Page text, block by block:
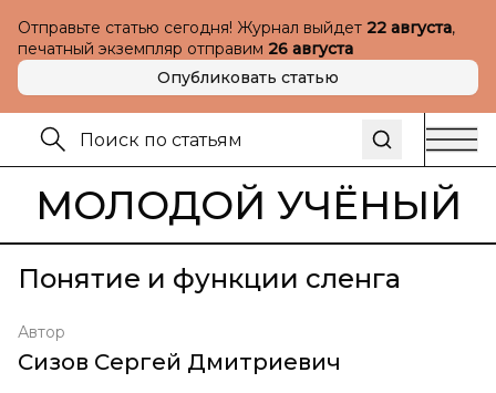
Отправьте статью сегодня! Журнал выйдет 22 августа,
печатный экземпляр отправим 26 августа
Опубликовать статью
МОЛОДОЙ УЧЁНЫЙ
Понятие и функции сленга
Автор
Сизов Сергей Дмитриевич